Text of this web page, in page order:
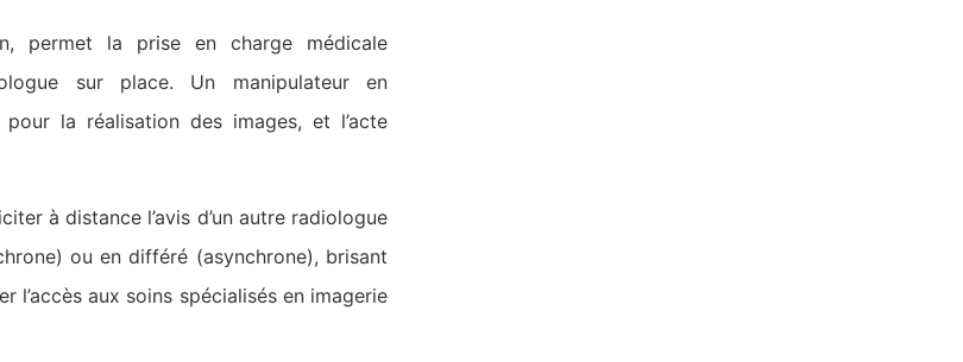
permet la prise en charge médicale
sur place. Un manipulateur en
la réalisation des images, et l’acte
à distance l’avis d’un autre radiologue
ou en différé (asynchrone), brisant
l’accès aux soins spécialisés en imagerie